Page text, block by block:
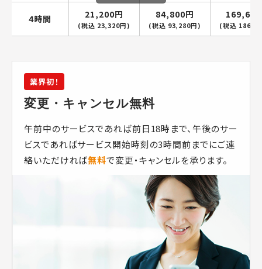
4時間 21,200円
(税込 23,320円)
84,800円
(税込 93,280円) (税込
業界初！
変更・キャンセル無料
午前中のサービスであれば前日18時まで、午後のサー
ビスであればサービス開始時刻の3時間前までにご連
絡いただければ無料で変更・キャンセルを承ります。